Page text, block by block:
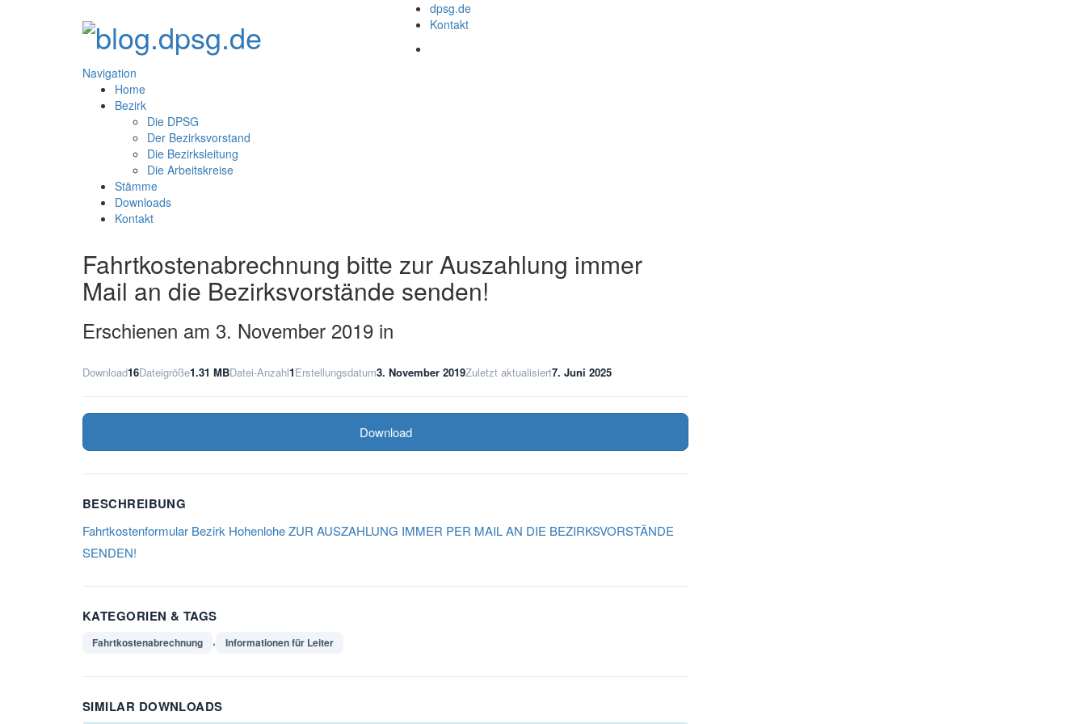
dpsg.de
Kontakt
Navigation
Home
Bezirk
Die DPSG
Der Bezirksvorstand
Die Bezirksleitung
Die Arbeitskreise
Stämme
Downloads
Kontakt
Fahrtkostenabrechnung bitte zur Auszahlung immer
Mail an die Bezirksvorstände senden!
Erschienen am 3. November 2019 in
Download16Dateigröße1.31 MBDatei-Anzahl1Erstellungsdatum3. November 2019Zuletzt aktualisiert7. Juni 2025
Download
BESCHREIBUNG
Fahrtkostenformular Bezirk Hohenlohe ZUR AUSZAHLUNG IMMER PER MAIL AN DIE BEZIRKSVORSTÄNDE
SENDEN!
KATEGORIEN & TAGS
Fahrtkostenabrechnung , Informationen für Leiter
SIMILAR DOWNLOADS